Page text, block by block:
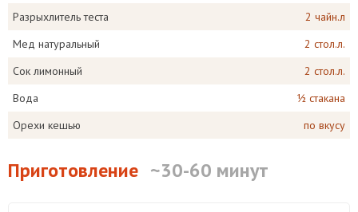
Разрыхлитель теста
2 чайн.л
Мед натуральный
2 стол.л.
Сок лимонный
2 стол.л.
Вода
½ стакана
Орехи кешью
по вкусу
Приготовление ~30-60 минут